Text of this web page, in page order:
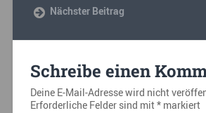
Nächster Beitrag
Schreibe einen
Deine E-Mail-Adresse wird nicht
Erforderliche Felder sind mit*markiert